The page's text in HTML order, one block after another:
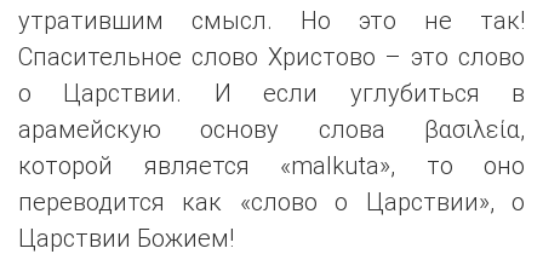
утратившим смысл. Но это не так!
Спасительное слово Христово – это слово
о Царствии. И если углубиться в
арамейскую основу слова βασιλεία,
которой является «malkuta», то оно
переводится как «слово о Царствии», о
Царствии Божием!